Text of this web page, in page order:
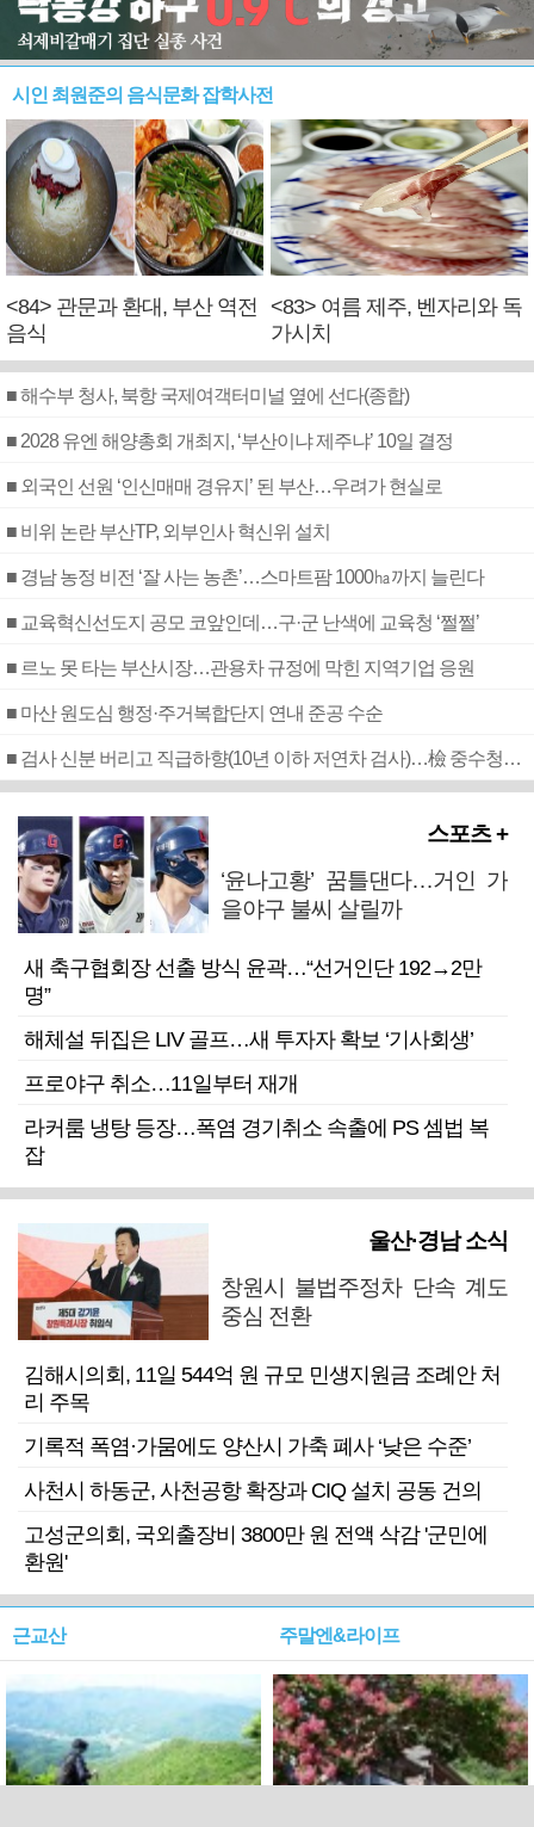
시인 최원준의 음식문화 잡학사전
<84> 관문과 환대, 부산 역전
음식
<83> 여름 제주, 벤자리와 독
가시치
■ 해수부 청사, 북항 국제여객터미널 옆에 선다(종합)
■ 2028 유엔 해양총회 개최지, ‘부산이냐 제주냐’ 10일 결정
■ 외국인 선원 ‘인신매매 경유지’ 된 부산…우려가 현실로
■ 비위 논란 부산TP, 외부인사 혁신위 설치
■ 경남 농정 비전 ‘잘 사는 농촌’…스마트팜 1000㏊까지 늘린다
■ 교육혁신선도지 공모 코앞인데…구·군 난색에 교육청 ‘쩔쩔’
■ 르노 못 타는 부산시장…관용차 규정에 막힌 지역기업 응원
■ 마산 원도심 행정·주거복합단지 연내 준공 수순
■ 검사 신분 버리고 직급하향(10년 이하 저연차 검사)…檢 중수청행 기피
스포츠 +
‘윤나고황’ 꿈틀댄다…거인 가
을야구 불씨 살릴까
새 축구협회장 선출 방식 윤곽…“선거인단 192→2만
명”
해체설 뒤집은 LIV 골프…새 투자자 확보 ‘기사회생’
프로야구 취소…11일부터 재개
라커룸 냉탕 등장…폭염 경기취소 속출에 PS 셈법 복
잡
울산·경남 소식
창원시 불법주정차 단속 계도
중심 전환
김해시의회, 11일 544억 원 규모 민생지원금 조례안 처
리 주목
기록적 폭염·가뭄에도 양산시 가축 폐사 ‘낮은 수준’
사천시 하동군, 사천공항 확장과 CIQ 설치 공동 건의
고성군의회, 국외출장비 3800만 원 전액 삭감 '군민에
환원'
근교산 주말엔&라이프